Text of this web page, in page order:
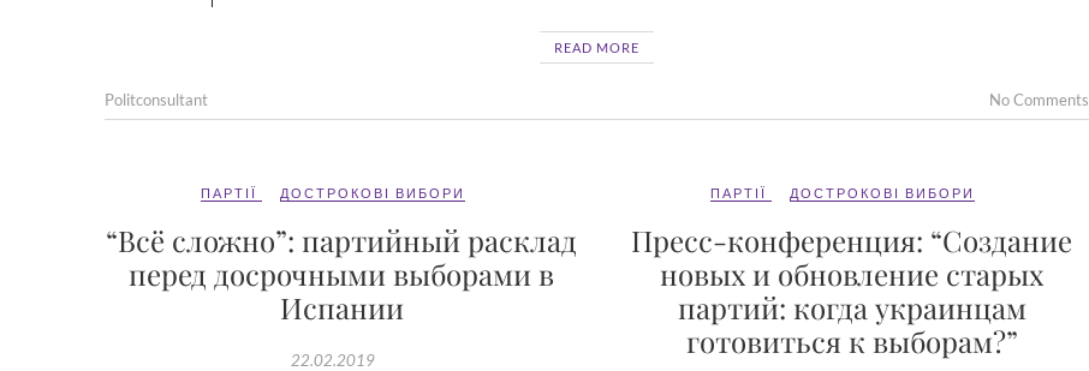
READ MORE
Politconsultant No Comments
ПАРТІЇ ДОСТРОКОВІ ВИБОРИ
“Всё сложно”: партийный расклад
перед досрочными выборами в
Испании
22.02.2019
ПАРТІЇ ДОСТРОКОВІ ВИБОРИ
Пресс-конференция: “Создание
новых и обновление старых
партий: когда украинцам
готовиться к выборам?”